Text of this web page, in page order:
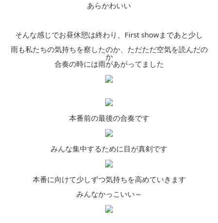
あらかわいい
そんな感じでお昼休憩は終わり、First showまであと少し
雨も私たちの気持ちを察したのか、ただただ空気を読んだの
か
合奏の時には雨があがってました
本番前の最後の合奏です
みんな集中するために目が真剣です
本番に向けて少しずつ気持ちを高めていきます
みんなかっこいい～